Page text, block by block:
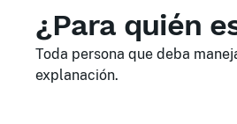
¿Para quién
Toda persona que deba
explanación.